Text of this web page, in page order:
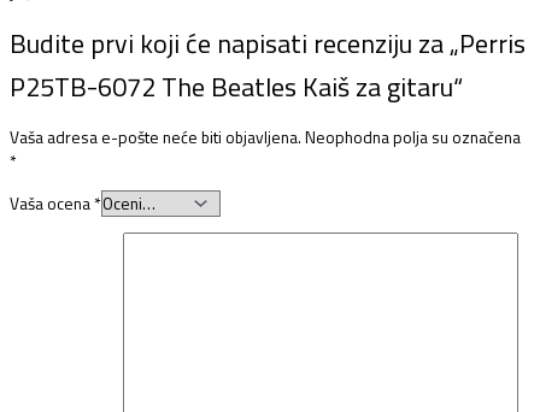
Budite prvi koji će napisati recenziju za „Perris
P25TB-6072 The Beatles Kaiš za gitaru“
Vaša adresa e-pošte neće biti objavljena. Neophodna polja su označena
*
Vaša ocena *